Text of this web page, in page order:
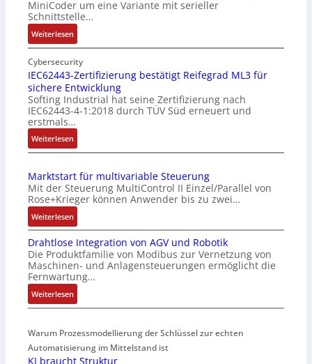
MiniCoder um eine Variante mit serieller
Schnittstelle…
Weiterlesen:
E
i
n
f
a
c
h
e
S
n
s
o
r
-
n
t
e
g
r
t
i
Cybersecurity
IEC62443-Zertifizierung bestätigt Reifegrad ML3 für
sichere Entwicklung
Softing Industrial hat seine Zertifizierung nach
IEC62443-4-1:2018 durch TÜV Süd erneuert und
erstmals…
Weiterlesen:
I
C
6
2
4
4
3
-
Z
e
r
t
f
i
Marktstart für multivariable Steuerung
Mit der Steuerung MultiControl II Einzel/Parallel von
Rose+Krieger können Anwender bis zu zwei…
Weiterlesen:
M
a
r
k
t
s
t
r
t
f
Drahtlose Integration von AGV und Robotik
Die Produktfamilie von Modibus zur Vernetzung von
Maschinen- und Anlagensteuerungen ermöglicht die
Fernwartung…
Weiterlesen:
D
a
h
t
Warum Prozessmodellierung der Schlüssel zur echten
Automatisierung im Mittelstand ist
KI braucht Struktur